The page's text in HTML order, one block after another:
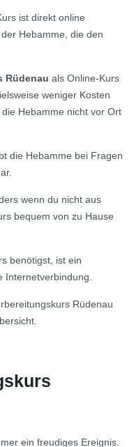
ist direkt online
Hebamme, die den
Rüdenau als Online-Kurs
weniger Kosten
Hebamme nicht vor Ort
die Hebamme bei Fragen
wenn du nicht aus
bequem von zu Hause
benötigst, ist ein
Internetverbindung.
Rüdenau
ein freudiges Ereignis.